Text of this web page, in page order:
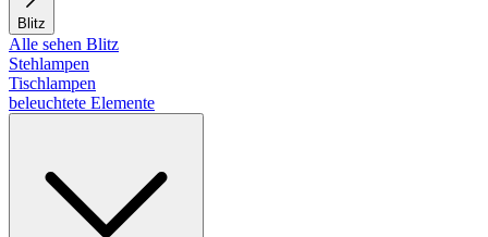
Blitz
Alle sehen Blitz
Stehlampen
Tischlampen
beleuchtete Elemente